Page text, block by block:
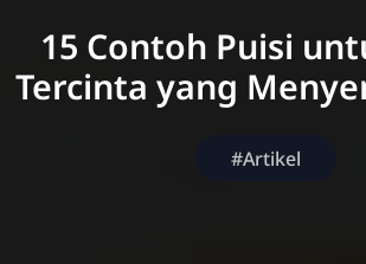
15 Contoh Puisi
Tercinta yang
#Artikel